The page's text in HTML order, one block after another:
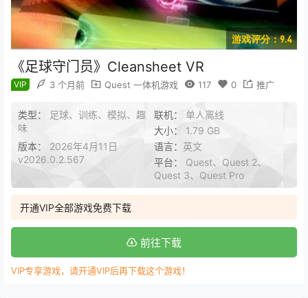
游戏评分：9.4
《足球守门员》Cleansheet VR
VIP 3 个月前 Quest 一体机游戏 117 0 推广
类型：
足球、训练、模拟、趣
味
联机： 单人离线
大小： 1.79 GB
版本： 2026年4月11日
v2026.0.2.567
语言： 英文
平台： Quest、Quest 2、
Quest 3、Quest Pro
开通VIP全部游戏免费下载
前往下载
VIP专享游戏，请开通VIP后再下载这个游戏！